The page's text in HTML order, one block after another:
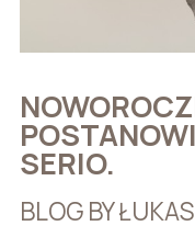
SERIO.
BLOG BY